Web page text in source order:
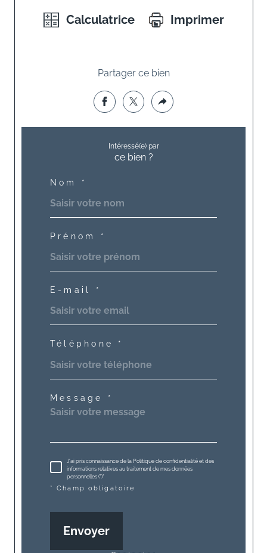
Calculatrice Imprimer
Partager ce bien
Intéressé(e) par
ce bien ?
Nom *
Prénom *
E-mail *
Téléphone *
Message *
J'ai pris connaissance de la Politique de confidentialité et des
informations relatives au traitement de mes données
personnelles (*)*
* Champ obligatoire
Envoyer